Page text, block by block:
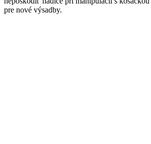
pre nové výsadby.